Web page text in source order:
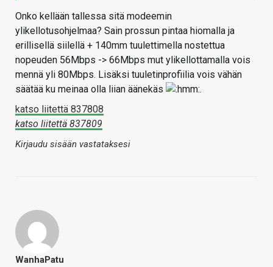
Onko kellään tallessa sitä modeemin
ylikellotusohjelmaa? Sain prossun pintaa hiomalla ja
erillisellä siilellä + 140mm tuulettimella nostettua
nopeuden 56Mbps -> 66Mbps mut ylikellottamalla vois
mennä yli 80Mbps. Lisäksi tuuletinprofiilia vois vähän
säätää ku meinaa olla liian äänekäs
.
katso liitettä 837808
katso liitettä 837809
Kirjaudu sisään vastataksesi
WanhaPatu